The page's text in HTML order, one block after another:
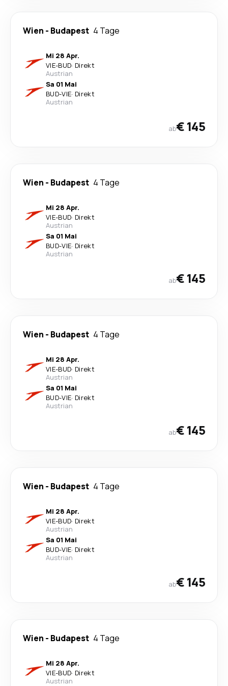
Wien - Budapest 4 Tage
Mi 28 Apr.
VIE-BUD· Direkt
Austrian
Sa 01 Mai
BUD-VIE· Direkt
Austrian
ab€ 145
Wien - Budapest 4 Tage
Mi 28 Apr.
VIE-BUD· Direkt
Austrian
Sa 01 Mai
BUD-VIE· Direkt
Austrian
ab€ 145
Wien - Budapest 4 Tage
Mi 28 Apr.
VIE-BUD· Direkt
Austrian
Sa 01 Mai
BUD-VIE· Direkt
Austrian
ab€ 145
Wien - Budapest 4 Tage
Mi 28 Apr.
VIE-BUD· Direkt
Austrian
Sa 01 Mai
BUD-VIE· Direkt
Austrian
ab€ 145
Wien - Budapest 4 Tage
Mi 28 Apr.
VIE-BUD· Direkt
Austrian